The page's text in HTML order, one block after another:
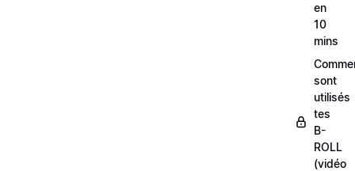
en
10
mins
sont
utilisés
tes
B-
ROLL
(vidéo